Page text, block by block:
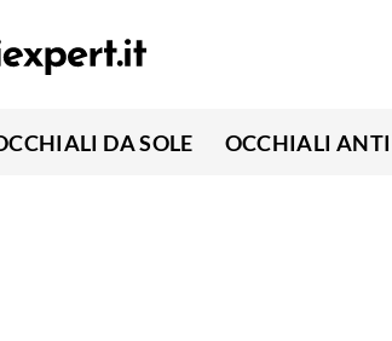
DA SOLE OCCHIALI ANTI